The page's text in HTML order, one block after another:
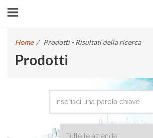
Home / Prodotti - Risultati della ricerca
Prodotti